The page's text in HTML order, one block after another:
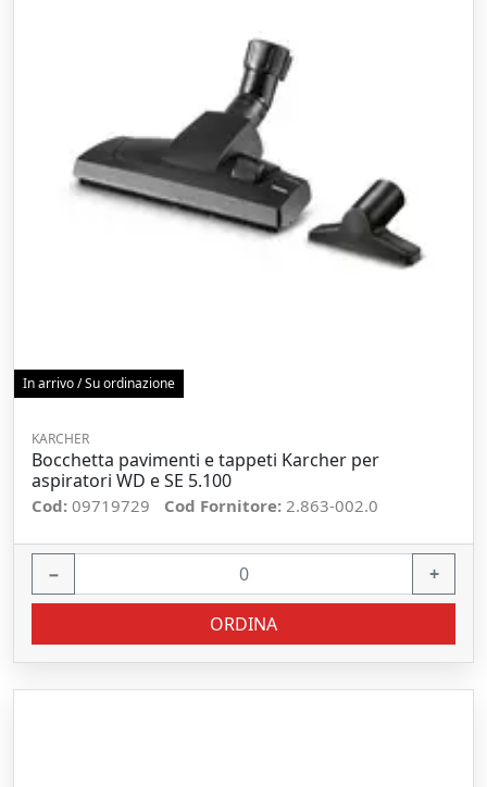
In arrivo / Su ordinazione
KARCHER
Bocchetta pavimenti e tappeti Karcher per
aspiratori WD e SE 5.100
Cod: 09719729 Cod Fornitore: 2.863-002.0
− +
ORDINA